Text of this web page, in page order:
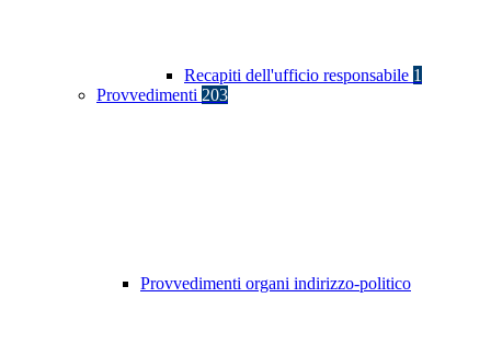
Recapiti dell'ufficio responsabile 1
Provvedimenti 203
Provvedimenti organi indirizzo-politico